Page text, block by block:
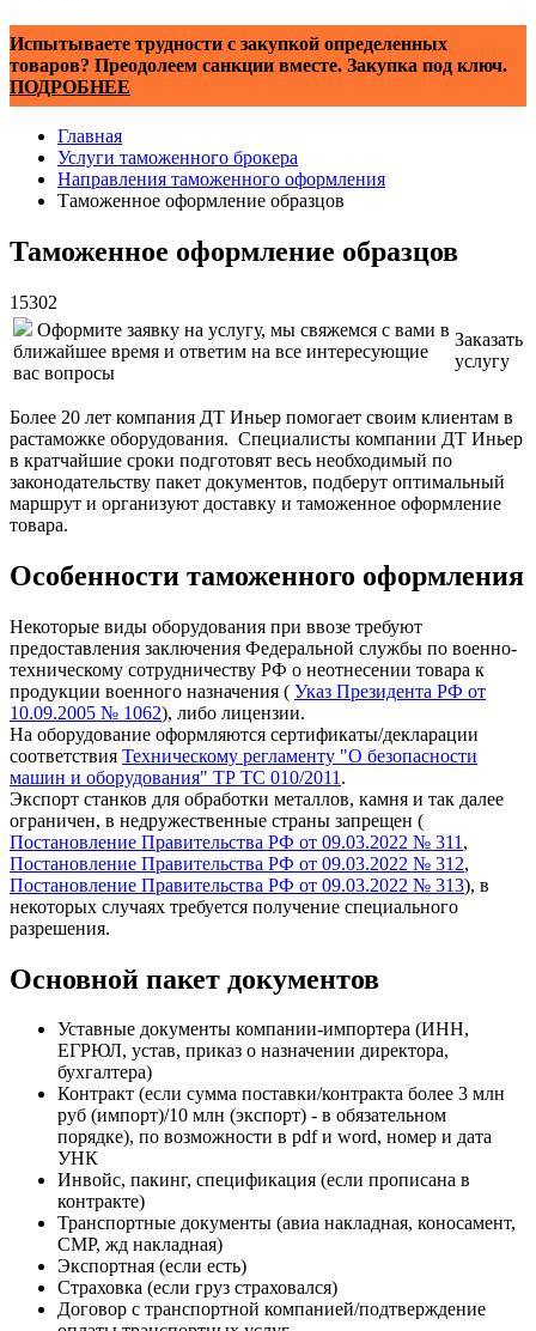
Испытываете трудности с закупкой определенных
товаров? Преодолеем санкции вместе. Закупка под ключ.
ПОДРОБНЕЕ
Главная
Услуги таможенного брокера
Направления таможенного оформления
Таможенное оформление образцов
Таможенное оформление образцов
15302
Оформите заявку на услугу, мы свяжемся с вами в
ближайшее время и ответим на все интересующие
вас вопросы
Заказать
услугу
Более 20 лет компания ДТ Иньер помогает своим клиентам в
растаможке оборудования. Специалисты компании ДТ Иньер
в кратчайшие сроки подготовят весь необходимый по
законодательству пакет документов, подберут оптимальный
маршрут и организуют доставку и таможенное оформление
товара.
Особенности таможенного оформления
Некоторые виды оборудования при ввозе требуют
предоставления заключения Федеральной службы по военно-
техническому сотрудничеству РФ о неотнесении товара к
продукции военного назначения ( Указ Президента РФ от
10.09.2005 № 1062), либо лицензии.
На оборудование оформляются сертификаты/декларации
соответствия Техническому регламенту "О безопасности
машин и оборудования" ТР ТС 010/2011 .
Экспорт станков для обработки металлов, камня и так далее
ограничен, в недружественные страны запрещен (
Постановление Правительства РФ от 09.03.2022 № 311 ,
Постановление Правительства РФ от 09.03.2022 № 312,
Постановление Правительства РФ от 09.03.2022 № 313), в
некоторых случаях требуется получение специального
разрешения.
Основной пакет документов
Уставные документы компании-импортера (ИНН,
ЕГРЮЛ, устав, приказ о назначении директора,
бухгалтера)
Контракт (если сумма поставки/контракта более 3 млн
руб (импорт)/10 млн (экспорт) - в обязательном
порядке), по возможности в pdf и word, номер и дата
УНК
Инвойс, пакинг, спецификация (если прописана в
контракте)
Транспортные документы (авиа накладная, коносамент,
СМР, жд накладная)
Экспортная (если есть)
Страховка (если груз страховался)
Договор с транспортной компанией/подтверждение